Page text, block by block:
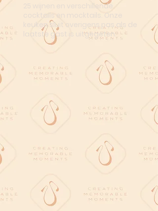
25 wijnen en verschillende
cocktails en mocktails. Onze
keuken sluit overigens pas als de
laatste gast is uitgegeten.